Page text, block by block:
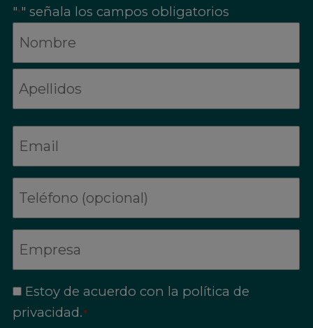
"*" señala los campos obligatorios
Consentimiento
*
Estoy de acuerdo con la política de
privacidad.*